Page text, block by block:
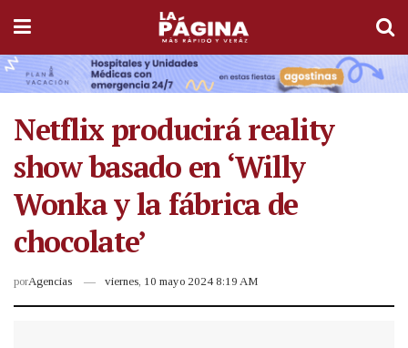
Netflix producirá reality
show basado en ‘Willy
Wonka y la fábrica de
chocolate’
porAgencias viernes, 10 mayo 2024 8:19 AM